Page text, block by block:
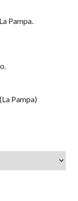
Pampa.
Pampa)